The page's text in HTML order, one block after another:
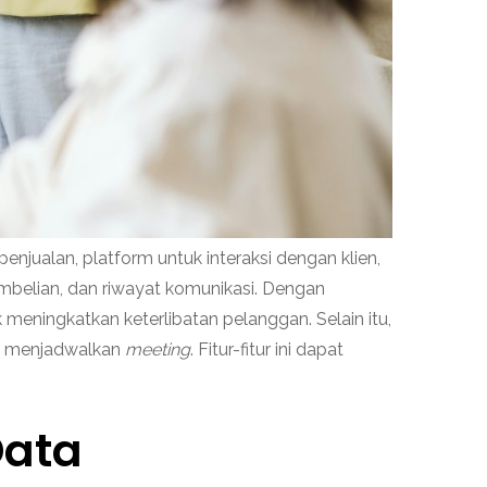
platform untuk interaksi dengan klien,
dan riwayat komunikasi. Dengan
keterlibatan pelanggan. Selain itu,
meeting. Fitur-fitur ini dapat